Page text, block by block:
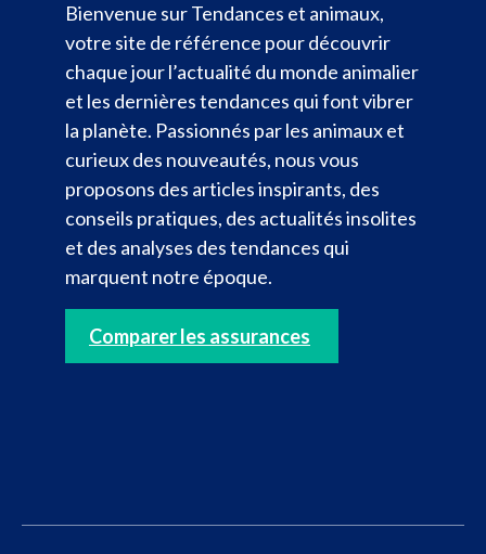
Bienvenue sur Tendances et animaux,
votre site de référence pour découvrir
chaque jour l’actualité du monde animalier
et les dernières tendances qui font vibrer
la planète. Passionnés par les animaux et
curieux des nouveautés, nous vous
proposons des articles inspirants, des
conseils pratiques, des actualités insolites
et des analyses des tendances qui
marquent notre époque.
Comparer les assurances